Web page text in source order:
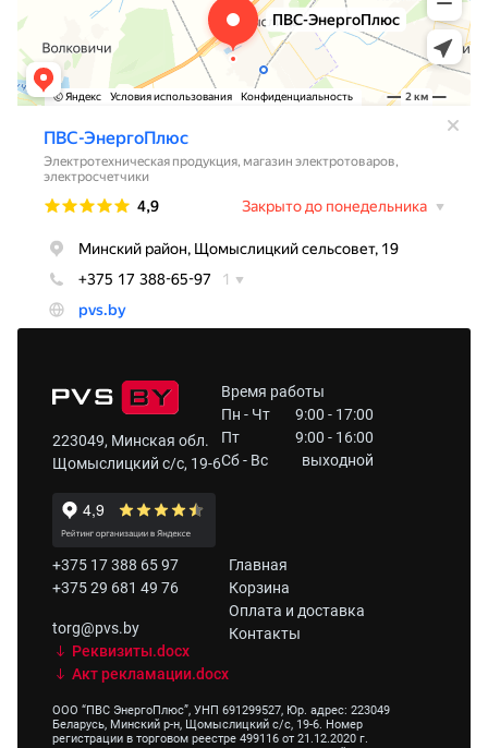
223049, Минская обл.
Щомыслицкий с/с, 19-6
Время работы
Пн - Чт
9:00 - 17:00
Пт
9:00 - 16:00
Сб - Вс
выходной
+375 17 388 65 97
+375 29 681 49 76
torg@pvs.by
Реквизиты.docx
Акт рекламации.docx
Главная
Корзина
Оплата и доставка
Контакты
ООО “ПВС ЭнергоПлюс”, УНП 691299527, Юр. адрес: 223049
Беларусь, Минский р-н, Щомыслицкий с/с, 19-6. Номер
регистрации в торговом реестре 499116 от 21.12.2020 г.